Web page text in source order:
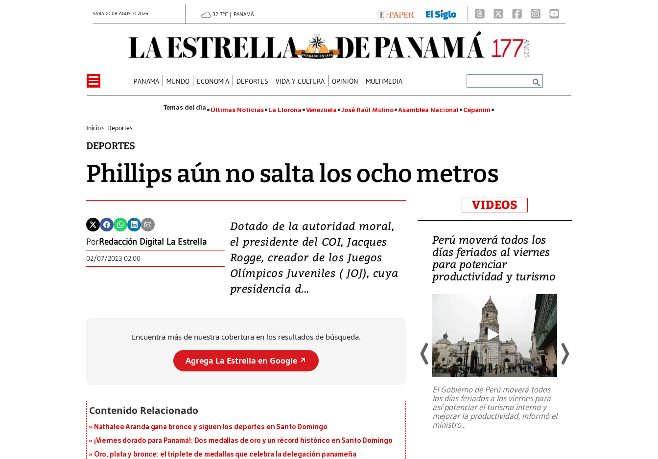
SÁBADO 08 AGOSTO 2026 32.7°C | PANAMÁ
PANAMÁ MUNDO ECONOMÍA DEPORTES VIDA Y CULTURA OPINIÓN MULTIMEDIA
Últimas Noticias La Llorona Venezuela José Raúl Mulino Asamblea Nacional Cepanim
Inicio> Deportes
DEPORTES
Phillips aún no salta los ocho metros
PorRedacción Digital La Estrella
02/07/2013 02:00
Dotado de la autoridad moral,
el presidente del COI, Jacques
Rogge, creador de los Juegos
Olímpicos Juveniles ( JOJ), cuya
presidencia d...
Encuentra más de nuestra cobertura en los resultados de búsqueda.
Agrega La Estrella en Google ↗️
Nathalee Aranda gana bronce y siguen los deportes en Santo Domingo
¡Viernes dorado para Panamá!: Dos medallas de oro y un récord histórico en Santo Domingo
Oro, plata y bronce: el triplete de medallas que celebra la delegación panameña
VIDEOS
Video: Lula lanza su
candidatura con
promesas de inversión
en defensa, educación y
tierras raras
Entre recuerdos y escuetas
da Silva, oficializó este domingo su
candidatura...
Perú moverá todos los
días feriados al viernes
para potenciar
productividad y turismo
El Gobierno de Perú moverá todos
los días feriados a los viernes para
así potenciar el turismo interno y
mejorar la productividad, informó el
ministro...